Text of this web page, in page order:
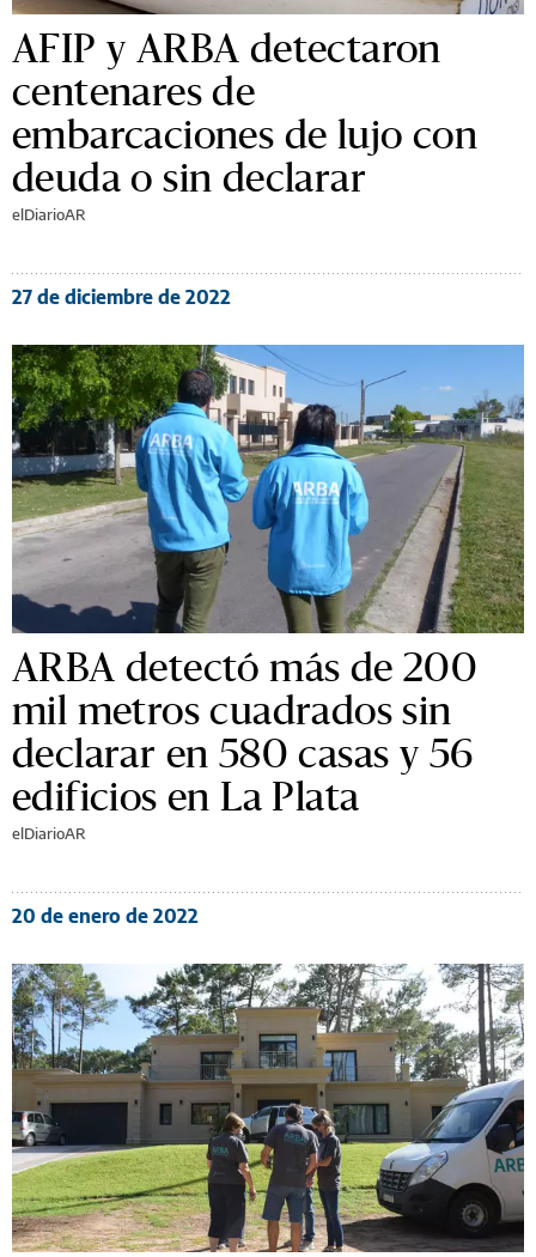
AFIP y ARBA detectaron
centenares de
embarcaciones de lujo con
deuda o sin declarar
elDiarioAR
27 de diciembre de 2022
ARBA detectó más de 200
mil metros cuadrados sin
declarar en 580 casas y 56
edificios en La Plata
elDiarioAR
20 de enero de 2022